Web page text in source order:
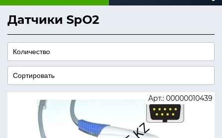
Датчики SpO2
Арт.: 00000010439